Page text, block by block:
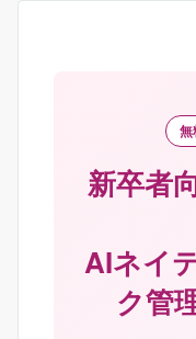
無
新卒者
AIネイ
ク管